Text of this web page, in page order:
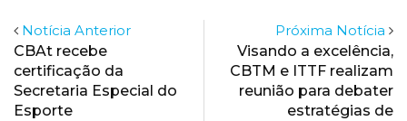
Notícia Anterior
CBAt recebe
certificação da
Secretaria Especial do
Esporte
Próxima Notícia
Visando a excelência,
CBTM e ITTF realizam
reunião para debater
estratégias de